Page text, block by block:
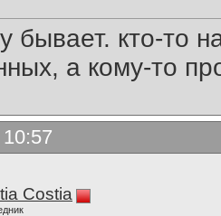
бывает. кто-то
а кому-то
Costia